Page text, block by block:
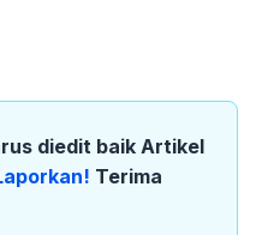
diedit baik Artikel
Terima